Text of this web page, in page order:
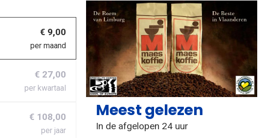
€ 9,00
per maand
€ 27,00
per kwartaal
€ 108,00
per jaar
Meest gelezen
In de afgelopen 24 uur